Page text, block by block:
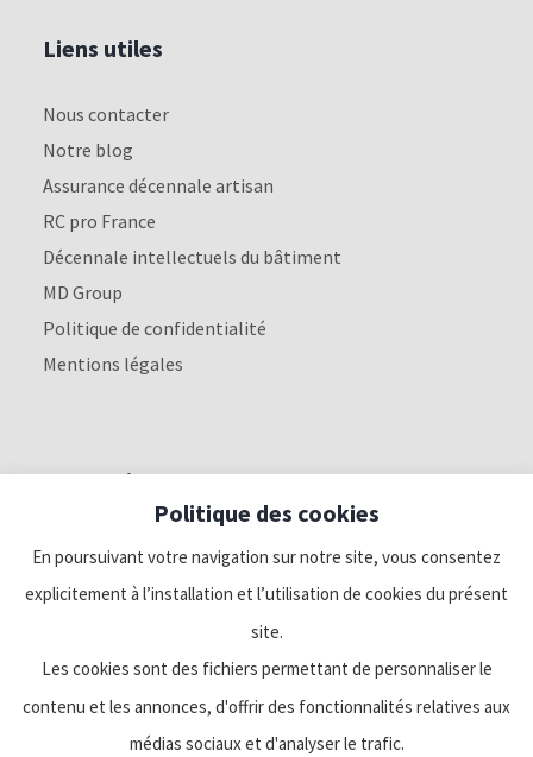
Liens utiles
Nous contacter
Notre blog
Assurance décennale artisan
RC pro France
Décennale intellectuels du bâtiment
MD Group
Politique de confidentialité
Mentions légales
Nous suivre
Linkedin
Politique des cookies
En poursuivant votre navigation sur notre site, vous consentez
explicitement à l’installation et l’utilisation de cookies du présent
site.
Les cookies sont des fichiers permettant de personnaliser le
contenu et les annonces, d'offrir des fonctionnalités relatives aux
médias sociaux et d'analyser le trafic.